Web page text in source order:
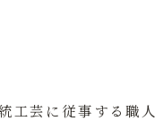
工芸に従事する職人